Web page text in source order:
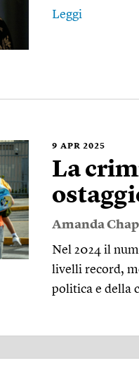
Leggi
9 APR 2025
La
Amanda
Nel 2024 il
livelli record,
politica e della